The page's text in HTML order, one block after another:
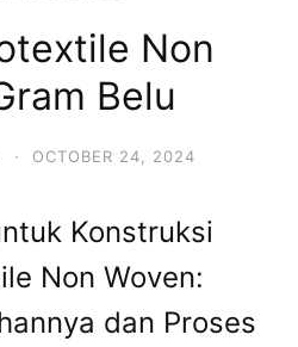
Non
Belu
· OCTOBER 24, 2024
Konstruksi
Non Woven:
dan Proses